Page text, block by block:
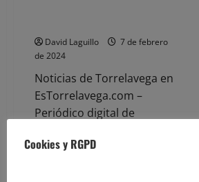
David Laguillo
7 de febrero
de 2024
Noticias de Torrelavega en
EsTorrelavega.com –
Periódico digital de
líder desde 2007 Como
Cookies y RGPD